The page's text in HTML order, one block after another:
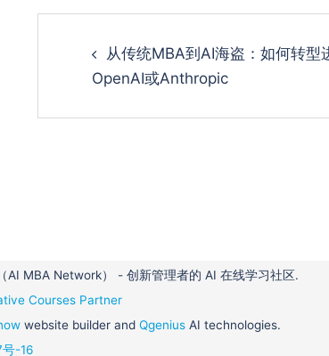
Post
navigation
从传统MBA到AI海盗：如何转型
OpenAI或Anthropic
AI MBA Network） - 创新管理者的 AI 在线学习社区.
Courses Partner
website builder and Qgenius AI technologies.
-16